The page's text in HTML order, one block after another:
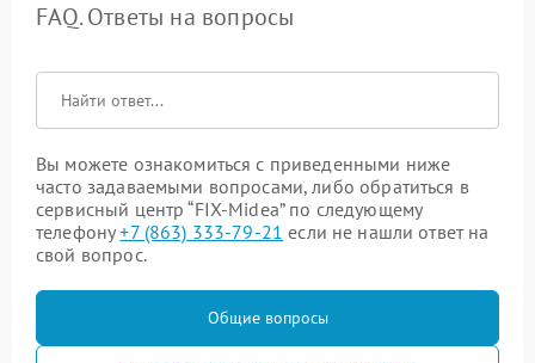
FAQ. Ответы на вопросы
Вы можете ознакомиться с приведенными ниже
часто задаваемыми вопросами, либо обратиться в
сервисный центр “FIX-Midea” по следующему
телефону+7 (863) 333-79-21 если не нашли ответ на
свой вопрос.
Общие вопросы